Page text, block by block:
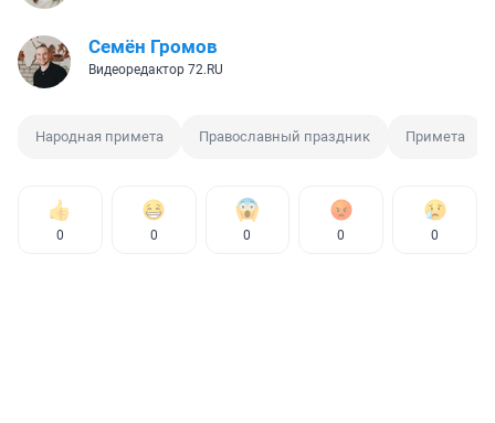
Семён Громов
Видеоредактор 72.RU
Народная примета Православный праздник Примета
0 0 0 0 0